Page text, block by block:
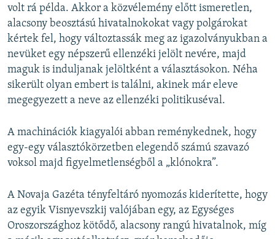
volt rá példa. Akkor a közvélemény előtt ismeretlen,
alacsony beosztású hivatalnokokat vagy polgárokat
kértek fel, hogy változtassák meg az igazolványukban a
nevüket egy népszerű ellenzéki jelölt nevére, majd
maguk is induljanak jelöltként a választásokon. Néha
sikerült olyan embert is találni, akinek már eleve
megegyezett a neve az ellenzéki politikuséval.
A machinációk kiagyalói abban reménykednek, hogy
egy-egy választókörzetben elegendő számú szavazó
voksol majd figyelmetlenségből a „klónokra”.
A Novaja Gazéta tényfeltáró nyomozás kiderítette, hogy
az egyik Visnyevszkij valójában egy, az Egységes
Oroszországhoz kötődő, alacsony rangú hivatalnok, míg